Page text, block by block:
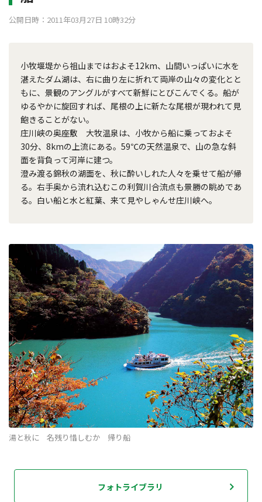
公開日時：2011年03月27日 10時32分
小牧堰堤から祖山まではおよそ12km、山間いっぱいに水を
湛えたダム湖は、右に曲り左に折れて両岸の山々の変化とと
もに、景観のアングルがすべて新鮮にとびこんでくる。船が
ゆるやかに旋回すれば、尾根の上に新たな尾根が現われて見
飽きることがない。
庄川峡の奥座敷 大牧温泉は、小牧から船に乗っておよそ
30分、8kmの上流にある。59℃の天然温泉で、山の急な斜
面を背負って河岸に建つ。
澄み渡る錦秋の湖面を、秋に酔いしれた人々を乗せて船が帰
る。右手奥から流れ込むこの利賀川合流点も景勝の眺めであ
る。白い船と水と紅葉、来て見やしゃんせ庄川峡へ。
湯と秋に 名残り惜しむか 帰り船
フォトライブラリ